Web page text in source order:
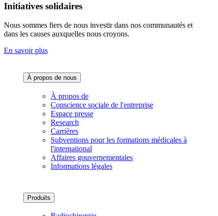
Initiatives solidaires
Nous sommes fiers de nous investir dans nos communautés et
dans les causes auxquelles nous croyons.
En savoir plus
À propos de nous‌
À propos de
Conscience sociale de l'entreprise
Espace presse
Research
Carrières
Subventions pour les formations médicales à
l'international
Affaires gouvernementales
Informations légales
Produits